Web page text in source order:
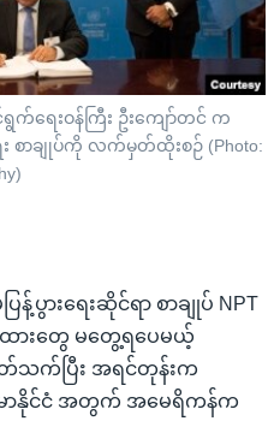
က်ရေးဝန်ကြီး ဦးကျော်တင် က
ာချုပ်ကို လက်မှတ်ထိုးစဉ် (Photo:
န့်ပွားရေးဆိုင်ရာ စာချုပ် NPT
ားတွေ မတွေ့ရပေမယ့်
သက်ပြီး အရင်တုန်းက
မာနိုင်ငံ အတွက် အမေရိကန်က